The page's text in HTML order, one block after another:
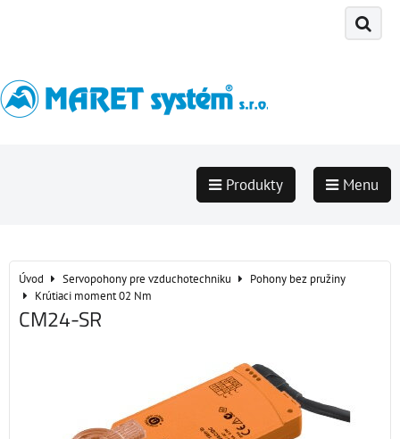
Produkty Menu
Úvod Servopohony pre vzduchotechniku
Pohony bez pružiny
Krútiaci moment 02 Nm
CM24-SR